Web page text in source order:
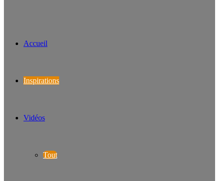
Accueil
Inspirations
Vidéos
Tout